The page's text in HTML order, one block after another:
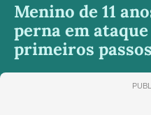
Menino de 11
perna em
primeiros